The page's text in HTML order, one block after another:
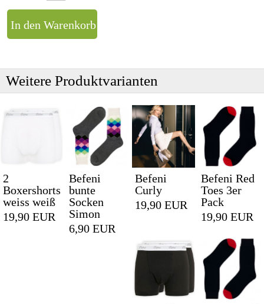
Weitere Produktvarianten
2
Boxershorts
weiss weiß
19,90 EUR
Befeni
bunte
Socken
Simon
6,90 EUR
Befeni
Curly
19,90 EUR
Befeni Red
Toes 3er
Pack
19,90 EUR